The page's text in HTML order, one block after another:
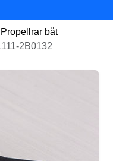
Propellrar båt
2B0132